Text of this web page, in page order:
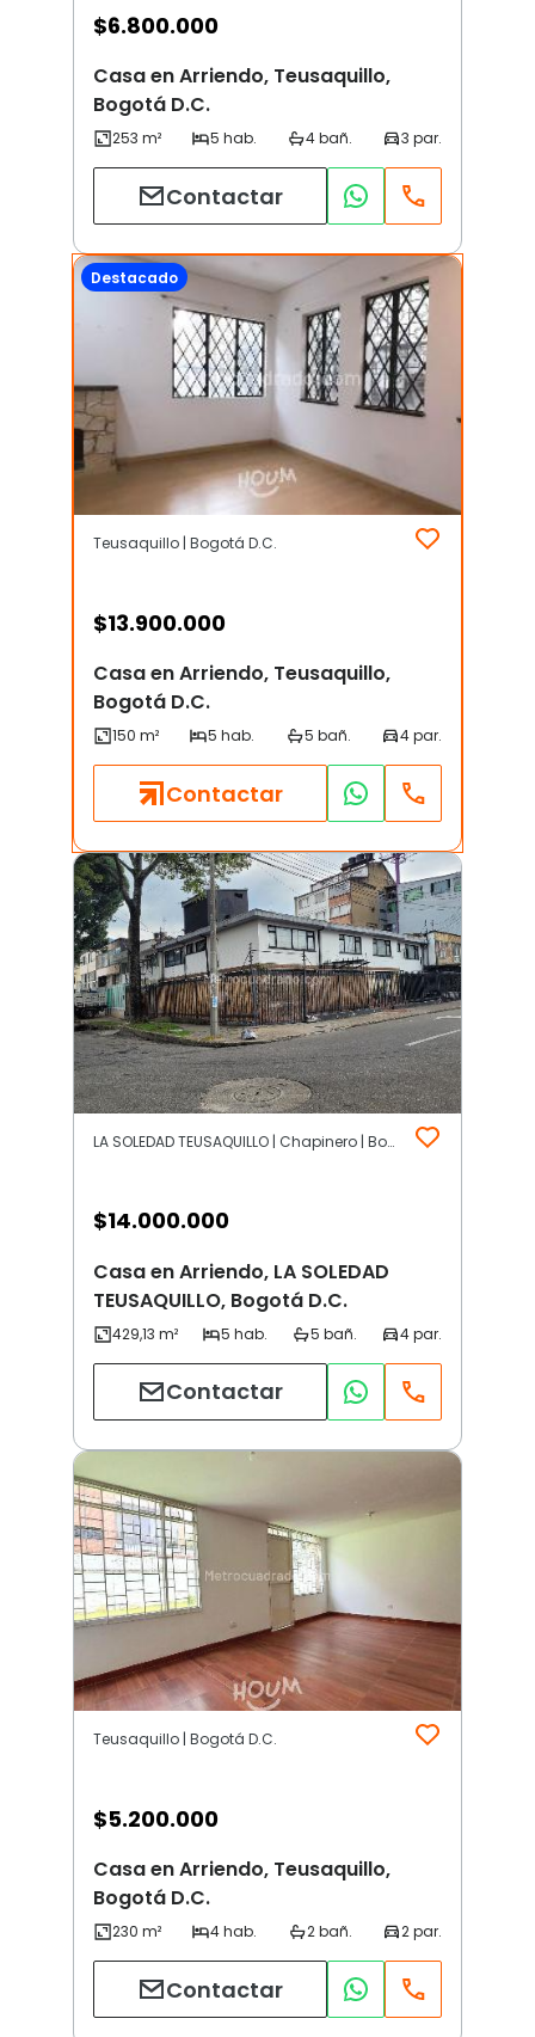
$6.800.000
Casa en Arriendo, Teusaquillo,
Bogotá D.C.
Contactar
Destacado
Teusaquillo | Bogotá D.C.
$13.900.000
Casa en Arriendo, Teusaquillo,
Bogotá D.C.
Contactar
LA SOLEDAD TEUSAQUILLO | Chapinero | Bogotá D.C.
$14.000.000
Casa en Arriendo, LA SOLEDAD
TEUSAQUILLO, Bogotá D.C.
Contactar
Teusaquillo | Bogotá D.C.
$5.200.000
Casa en Arriendo, Teusaquillo,
Bogotá D.C.
Contactar